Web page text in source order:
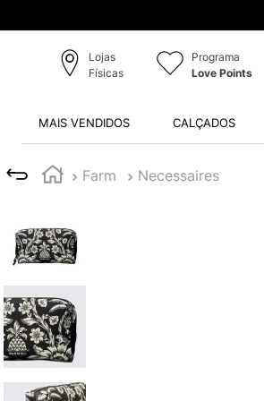
Lojas
Físicas
Programa
Love Points
MAIS VENDIDOS CALÇADOS
Farm Necessaires